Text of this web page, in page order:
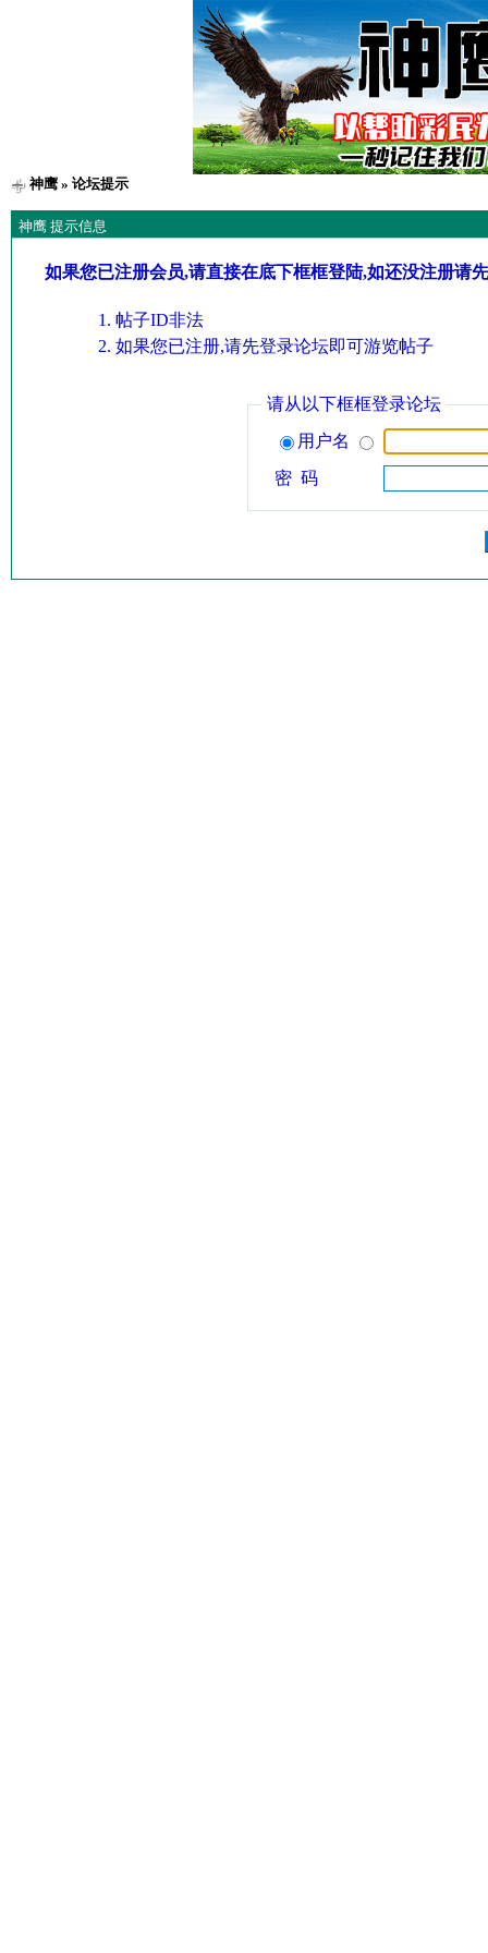
神鹰» 论坛提示
神鹰 提示信息
如果您已注册会员,请直接在底下框框登陆,如还没注册请
帖子ID非法
如果您已注册,请先登录论坛即可游览帖子
请从以下框框登录论坛
用户名
密 码